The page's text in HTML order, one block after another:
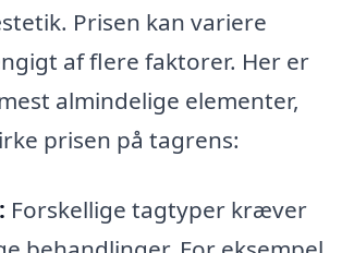
Prisen kan variere
af flere faktorer. Her er
almindelige elementer,
prisen på tagrens:
Forskellige tagtyper kræver